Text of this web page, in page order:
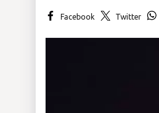
Multimedia
Facebook Twitter